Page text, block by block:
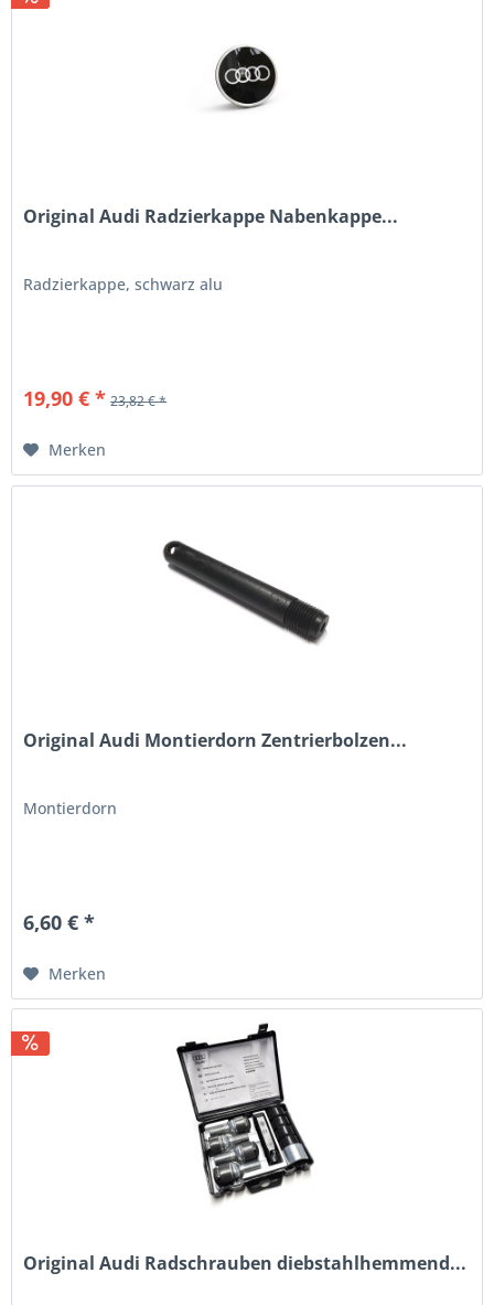
Original Audi Radzierkappe Nabenkappe...
Radzierkappe, schwarz alu
19,90 € * 23,82 € *
Merken
Original Audi Montierdorn Zentrierbolzen...
Montierdorn
6,60 € *
Merken
Original Audi Radschrauben diebstahlhemmend...